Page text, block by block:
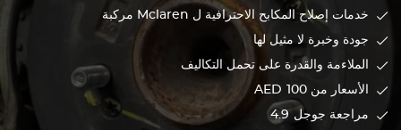
خدمات إصلاح المكابح الاحترافية ل Mclaren مركبة
جودة وخبرة لا مثيل لها
الملاءمة والقدرة على تحمل التكاليف
الأسعار من 100
AED
مراجعة جوجل 4.9